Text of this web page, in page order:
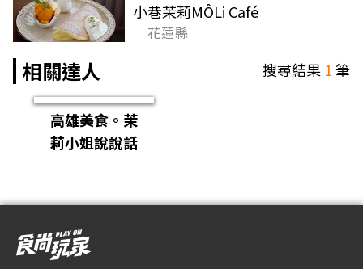
小巷茉莉MÔLi Café
花蓮縣
相關達人 搜尋結果 1筆
高雄美食。茉
莉小姐說說話